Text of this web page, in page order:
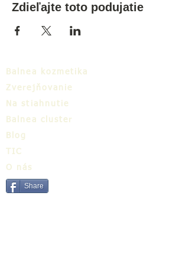
Zdieľajte toto podujatie
Balnea kozmetika
Zverejňovanie
Na stiahnutie
Balnea cluster
Blog
TIC
O nás
Share